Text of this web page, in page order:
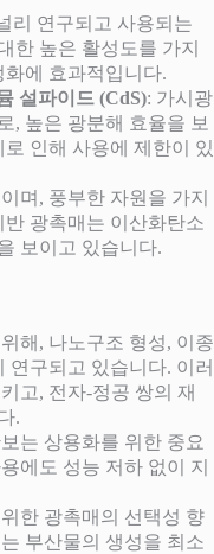
리 연구되고 사용되는
한 높은 활성도를 가지
에 효과적입니다.
설파이드 (CdS): 가시광
, 높은 광분해 효율을 보
인해 사용에 제한이 있
며, 풍부한 자원을 가지
광촉매는 이산화탄소
보이고 있습니다.
해, 나노구조 형성, 이종
연구되고 있습니다. 이러
고, 전자-정공 쌍의 재
.
는 상용화를 위한 중요
에도 성능 저하 없이 지
한 광촉매의 선택성 향
부산물의 생성을 최소